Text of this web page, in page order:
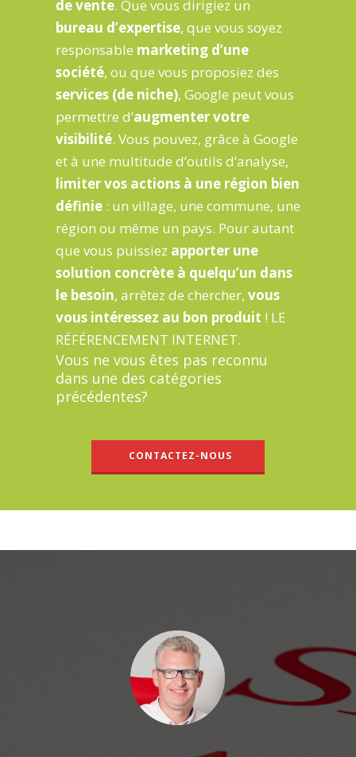
de vente. Que vous dirigiez un
bureau d’expertise, que vous soyez
responsable marketing d’une
société, ou que vous proposiez des
services (de niche), Google peut vous
permettre d’augmenter votre
visibilité. Vous pouvez, grâce à Google
et à une multitude d’outils d’analyse,
limiter vos actions à une région bien
définie : un village, une commune, une
région ou même un pays. Pour autant
que vous puissiez apporter une
solution concrète à quelqu’un dans
le besoin, arrêtez de chercher, vous
vous intéressez au bon produit ! LE
RÉFÉRENCEMENT INTERNET.
Vous ne vous êtes pas reconnu
dans une des catégories
précédentes?
CONTACTEZ-NOUS